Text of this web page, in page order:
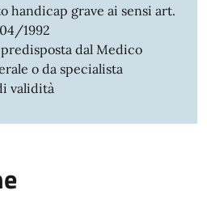
handicap grave ai sensi art.
1992
dal Medico
o da specialista
validità